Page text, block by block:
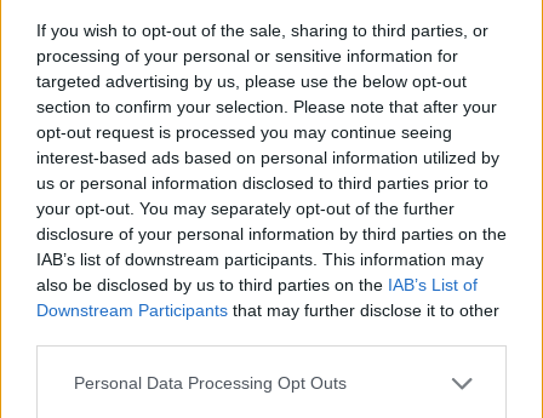
If you wish to opt-out of the sale, sharing to third parties, or
processing of your personal or sensitive information for
targeted advertising by us, please use the below opt-out
section to confirm your selection. Please note that after your
opt-out request is processed you may continue seeing
interest-based ads based on personal information utilized by
us or personal information disclosed to third parties prior to
your opt-out. You may separately opt-out of the further
disclosure of your personal information by third parties on the
IAB’s list of downstream participants. This information may
also be disclosed by us to third parties on the IAB’s List of
Downstream Participants that may further disclose it to other
Personal Data Processing Opt Outs
megyeközpont, Marosvásárhely pedig
csak a harmadik 310 regisztrált
munkanélküli személlyel.
Székelyföld
Csíkszék
Udvarhelyszék
Marosszék